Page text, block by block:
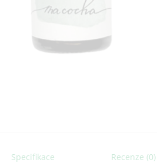
Specifikace Recenze (0)